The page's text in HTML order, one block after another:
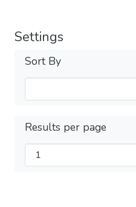
Settings
Sort By
Results per page